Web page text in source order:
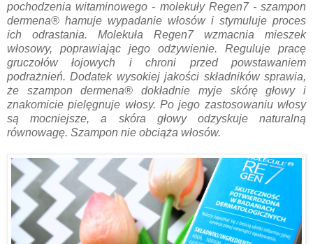
pochodzenia witaminowego - molekuły Regen7 - szampon
dermena® hamuje wypadanie włosów i stymuluje proces
ich odrastania. Molekuła Regen7 wzmacnia mieszek
włosowy, poprawiając jego odżywienie. Reguluje pracę
gruczołów łojowych i chroni przed powstawaniem
podrażnień. Dodatek wysokiej jakości składników sprawia,
że szampon dermena® dokładnie myje skórę głowy i
znakomicie pielęgnuje włosy. Po jego zastosowaniu włosy
są mocniejsze, a skóra głowy odzyskuje naturalną
równowagę. Szampon nie obciąża włosów.